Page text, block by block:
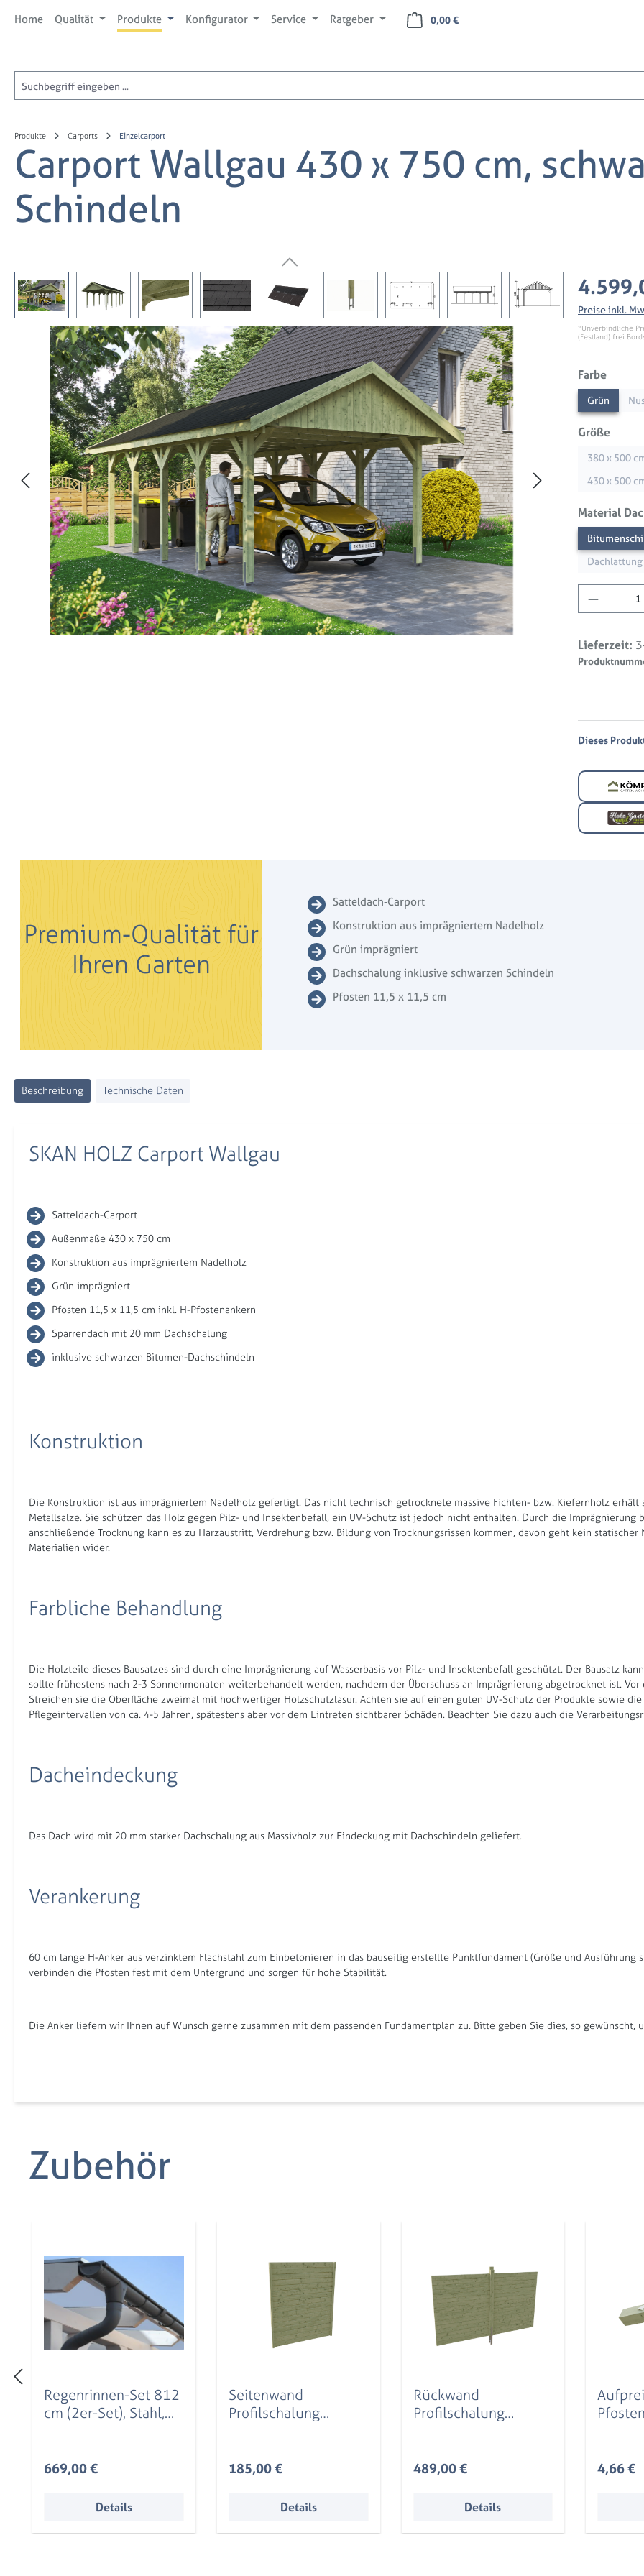
Hauptinhalt springen
Zur Suche springen
Zur Hauptnavigation springen
Home Qualität Produkte Konfigurator Service Ratgeber 0,00 €Warenkorb enthält 0 Positionen. Der
Produkte Carports Einzelcarport
Carport Wallgau 430 x 750 cm,
Schindeln
Bildergalerie überspringen Regulärer
Preise inkl.
*Unverbindliche
(Festland) frei
Farbe
Grün
Größe
380 x 500
430 x 500
Material
Lieferzeit:
Dieses
Premium-Qualität für
Ihren Garten
Satteldach-Carport
Konstruktion aus imprägniertem Nadelholz
Grün imprägniert
Dachschalung inklusive schwarzen Schindeln
Pfosten 11,5 x 11,5 cm
Beschreibung Technische Daten
SKAN HOLZ Carport Wallgau
Satteldach-Carport
Außenmaße 430 x 750 cm
Konstruktion aus imprägniertem Nadelholz
Grün imprägniert
Pfosten 11,5 x 11,5 cm inkl. H-Pfostenankern
Sparrendach mit 20 mm Dachschalung
inklusive schwarzen Bitumen-Dachschindeln
Konstruktion
Die Konstruktion ist aus imprägniertem Nadelholz gefertigt. Das nicht technisch getrocknete massive Fichten- bzw. Kiefernholz
Metallsalze. Sie schützen das Holz gegen Pilz- und Insektenbefall, ein UV-Schutz ist jedoch nicht enthalten. Durch die
anschließende Trocknung kann es zu Harzaustritt, Verdrehung bzw. Bildung von Trocknungsrissen kommen, davon geht kein
Materialien wider.
Farbliche Behandlung
Die Holzteile dieses Bausatzes sind durch eine Imprägnierung auf Wasserbasis vor Pilz- und Insektenbefall geschützt. Der Bausatz
sollte frühestens nach 2-3 Sonnenmonaten weiterbehandelt werden, nachdem der Überschuss an Imprägnierung abgetrocknet ist.
Streichen sie die Oberfläche zweimal mit hochwertiger Holzschutzlasur. Achten sie auf einen guten UV-Schutz der Produkte sowie
Pflegeintervallen von ca. 4-5 Jahren, spätestens aber vor dem Eintreten sichtbarer Schäden. Beachten Sie dazu auch die
Dacheindeckung
Das Dach wird mit 20 mm starker Dachschalung aus Massivholz zur Eindeckung mit Dachschindeln geliefert.
Verankerung
60 cm lange H-Anker aus verzinktem Flachstahl zum Einbetonieren in das bauseitig erstellte Punktfundament (Größe und Ausführung
verbinden die Pfosten fest mit dem Untergrund und sorgen für hohe Stabilität.
Die Anker liefern wir Ihnen auf Wunsch gerne zusammen mit dem passenden Fundamentplan zu. Bitte geben Sie dies, so gewünscht,
Zubehör
Regenrinnen-Set 812
cm (2er-Set), Stahl,
Regulärer Preis:
669,00 €
Details
Seitenwand
Profilschalung
Regulärer Preis:
185,00 €
Details
Rückwand
Profilschalung
Regulärer Preis:
489,00 €
Details
4,66 €